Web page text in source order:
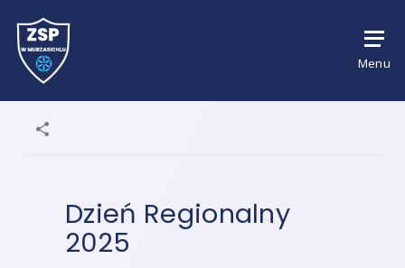
Menu
Dzień Regionalny
2025